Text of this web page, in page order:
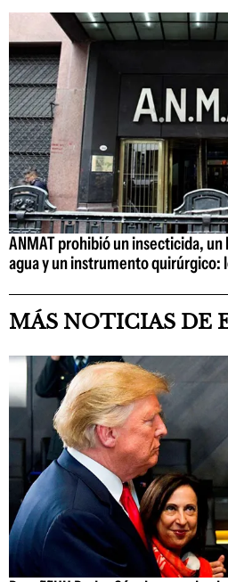
ANMAT prohibió un insecticida,
agua y un instrumento quirúrgico:
MÁS NOTICIAS DE